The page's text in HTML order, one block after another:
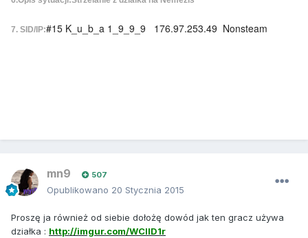
7. SID/IP:#15 K_u_b_a 1_9_9_9 176.97.253.49 Nonsteam
mn9 507
Opublikowano 20 Stycznia 2015
Proszę ja również od siebie dołożę dowód jak ten gracz używa
działka : http://imgur.com/WClID1r